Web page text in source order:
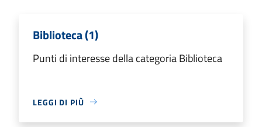
Biblioteca (1)
Punti di interesse della categoria Biblioteca
LEGGI DI PIÙ